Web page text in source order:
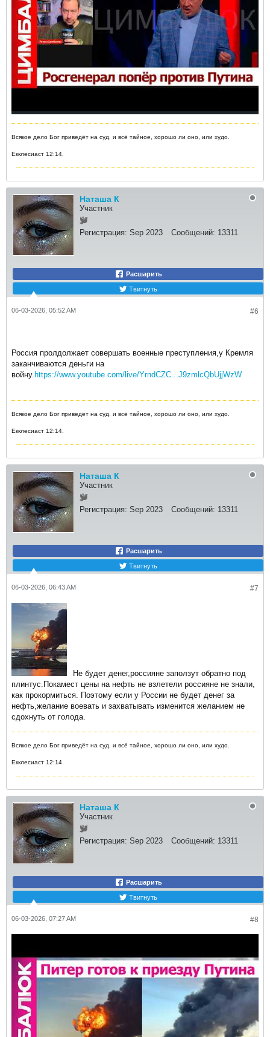
Всякое дело Бог приведёт на суд, и всё тайное, хорошо ли оно, или худо.
Екклесиаст 12:14.
Наташа К
Участник
Регистрация: Sep 2023 Сообщений: 13311
Расшарить
Твитнуть
#6
06-03-2026, 05:52 AM
Россия пролдолжает совершать военные преступления,у Кремля
заканчиваются деньги на
войну. https://www.youtube.com/live/YrndCZC...J9zmlcQbUjjWzW
Всякое дело Бог приведёт на суд, и всё тайное, хорошо ли оно, или худо.
Екклесиаст 12:14.
Наташа К
Участник
Регистрация: Sep 2023 Сообщений: 13311
Расшарить
Твитнуть
#7
06-03-2026, 06:43 AM
Не будет денег,россияне заползут обратно под
плинтус.Покамест цены на нефть не взлетели россияне не знали,
как прокормиться. Поэтому если у России не будет денег за
нефть,желание воевать и захватывать изменится желанием не
сдохнуть от голода​.
Всякое дело Бог приведёт на суд, и всё тайное, хорошо ли оно, или худо.
Екклесиаст 12:14.
Наташа К
Участник
Регистрация: Sep 2023 Сообщений: 13311
Расшарить
Твитнуть
#8
06-03-2026, 07:27 AM